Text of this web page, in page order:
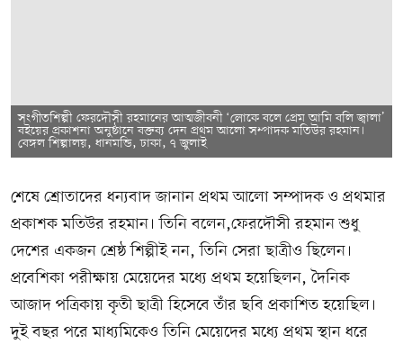
সংগীতশিল্পী ফেরদৌসী রহমানের আত্মজীবনী ‘লোকে বলে প্রেম আমি বলি জ্বালা’
বইয়ের প্রকাশনা অনুষ্ঠানে বক্তব্য দেন প্রথম আলো সম্পাদক মতিউর রহমান।
বেঙ্গল শিল্পালয়, ধানমন্ডি, ঢাকা, ৭ জুলাই
শেষে শ্রোতাদের ধন্যবাদ জানান প্রথম আলো সম্পাদক ও প্রথমার
প্রকাশক মতিউর রহমান। তিনি বলেন,ফেরদৌসী রহমান শুধু
দেশের একজন শ্রেষ্ঠ শিল্পীই নন, তিনি সেরা ছাত্রীও ছিলেন।
প্রবেশিকা পরীক্ষায় মেয়েদের মধ্যে প্রথম হয়েছিলন, দৈনিক
আজাদ পত্রিকায় কৃতী ছাত্রী হিসেবে তাঁর ছবি প্রকাশিত হয়েছিল।
দুই বছর পরে মাধ্যমিকেও তিনি মেয়েদের মধ্যে প্রথম স্থান ধরে